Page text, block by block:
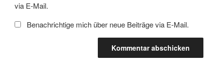
via E-Mail.
Benachrichtige mich über neue Beiträge via E-Mail.